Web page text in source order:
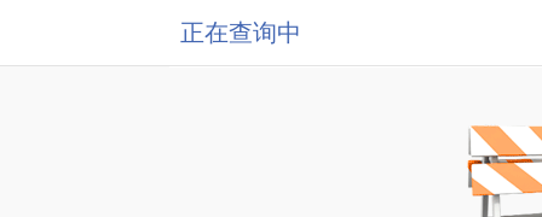
正在查询中